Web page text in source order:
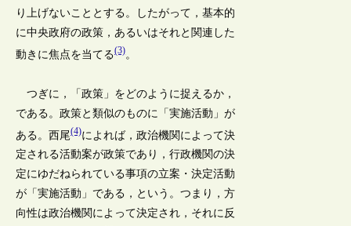
り上げないこととする。したがって，基本的
に中央政府の政策，あるいはそれと関連した
動きに焦点を当てる(3)。
つぎに，「政策」をどのように捉えるか，
である。政策と類似のものに「実施活動」が
ある。西尾(4)によれば，政治機関によって決
定される活動案が政策であり，行政機関の決
定にゆだねられている事項の立案・決定活動
が「実施活動」である，という。つまり，方
向性は政治機関によって決定され，それに反